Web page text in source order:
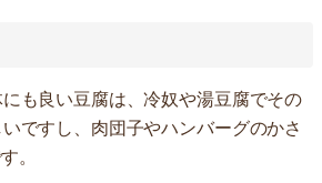
も良い豆腐は、冷奴や湯豆腐でその
ですし、肉団子やハンバーグのかさ
。